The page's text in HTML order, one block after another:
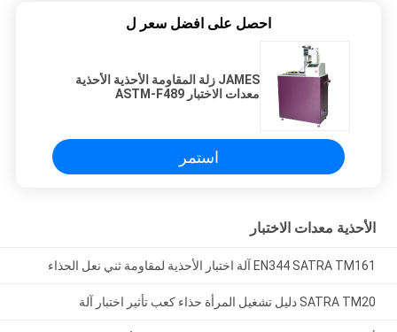
احصل على افضل سعر ل
JAMES زلة المقاومة الأحذية الأحذية
معدات الاختبار ASTM-F489
استمر
الأحذية معدات الاختبار
EN344 SATRA TM161 آلة اختبار الأحذية لمقاومة ثني نعل الحذاء
SATRA TM20 دليل تشغيل المرأة حذاء كعب تأثير اختبار آلة